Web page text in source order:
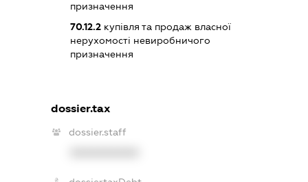
призначення
70.12.2 купівля та продаж власної
нерухомості невиробничого
призначення
dossier.tax
dossier.staff